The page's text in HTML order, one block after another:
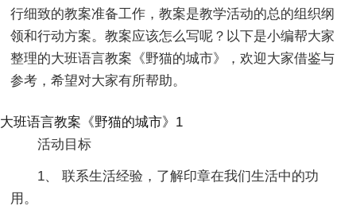
行细致的教案准备工作，教案是教学活动的总的组织纲
领和行动方案。教案应该怎么写呢？以下是小编帮大家
整理的大班语言教案《野猫的城市》，欢迎大家借鉴与
参考，希望对大家有所帮助。
大班语言教案《野猫的城市》1
活动目标
1、 联系生活经验，了解印章在我们生活中的功
用。